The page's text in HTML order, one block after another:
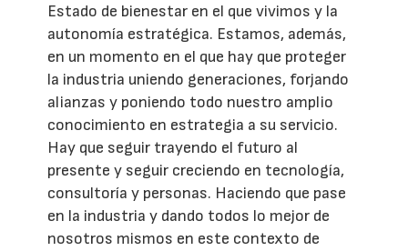
Estado de bienestar en el que vivimos y la
autonomía estratégica. Estamos, además,
en un momento en el que hay que proteger
la industria uniendo generaciones, forjando
alianzas y poniendo todo nuestro amplio
conocimiento en estrategia a su servicio.
Hay que seguir trayendo el futuro al
presente y seguir creciendo en tecnología,
consultoría y personas. Haciendo que pase
en la industria y dando todos lo mejor de
nosotros mismos en este contexto de